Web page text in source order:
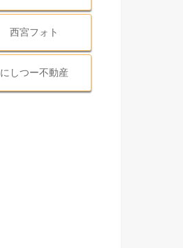
西宮フォト
にしつー不動産